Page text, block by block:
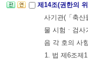
제14조(권한의
사기관(「축산
물 시험ㆍ검사
음 각 호의 사
1. 법 제6조제